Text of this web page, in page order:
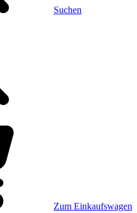
Suchen
Zum Einkaufswagen